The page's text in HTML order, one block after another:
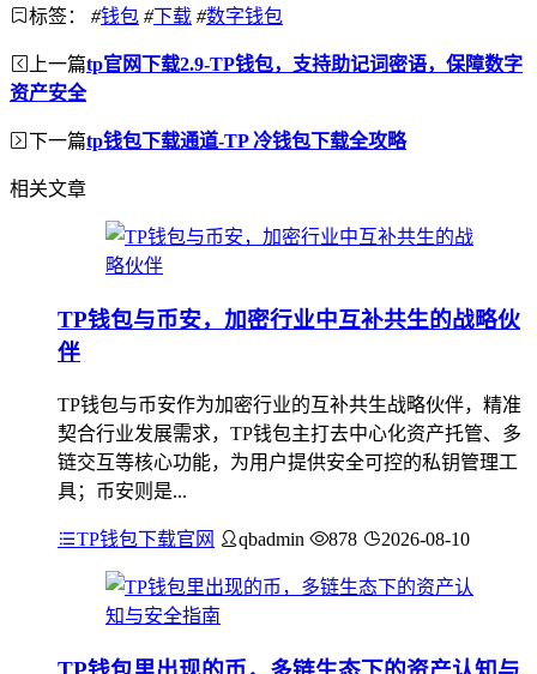
标签： #钱包 #下载 #数字钱包
上一篇tp官网下载2.9-TP钱包，支持助记词密语，保障数字
资产安全
下一篇tp钱包下载通道-TP 冷钱包下载全攻略
相关文章
TP钱包与币安，加密行业中互补共生的战略伙
伴
TP钱包与币安作为加密行业的互补共生战略伙伴，精准
契合行业发展需求，TP钱包主打去中心化资产托管、多
链交互等核心功能，为用户提供安全可控的私钥管理工
具；币安则是...
TP钱包下载官网 qbadmin 878 2026-08-10